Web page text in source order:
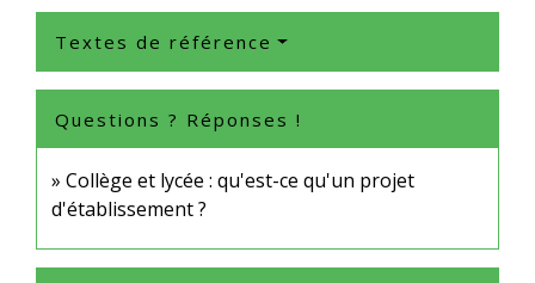
Textes de référence
Questions ? Réponses !
Collège et lycée : qu'est-ce qu'un projet
d'établissement ?